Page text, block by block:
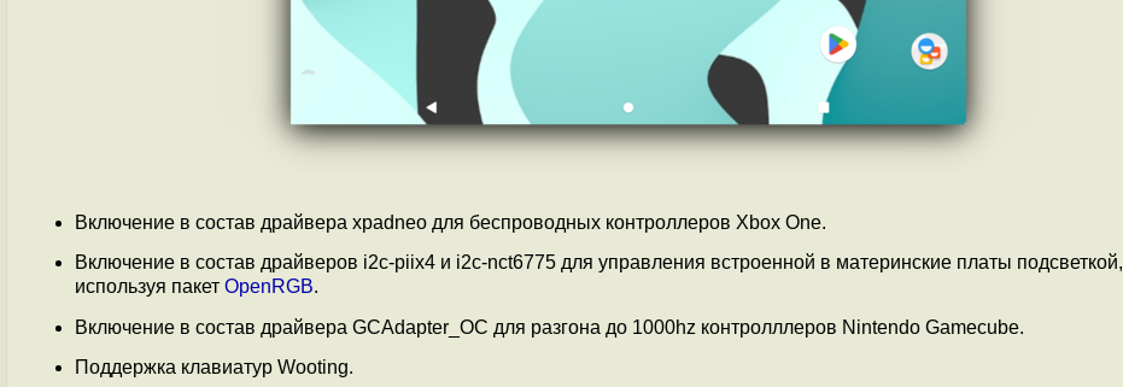
Включение в состав драйвера xpadneo для беспроводных контроллеров Xbox One.
Включение в состав драйверов i2c-piix4 и i2c-nct6775 для управления встроенной в материнские платы подсветкой,
используя пакет OpenRGB.
Включение в состав драйвера GCAdapter_OC для разгона до 1000hz контролллеров Nintendo Gamecube.
Поддержка клавиатур Wooting.